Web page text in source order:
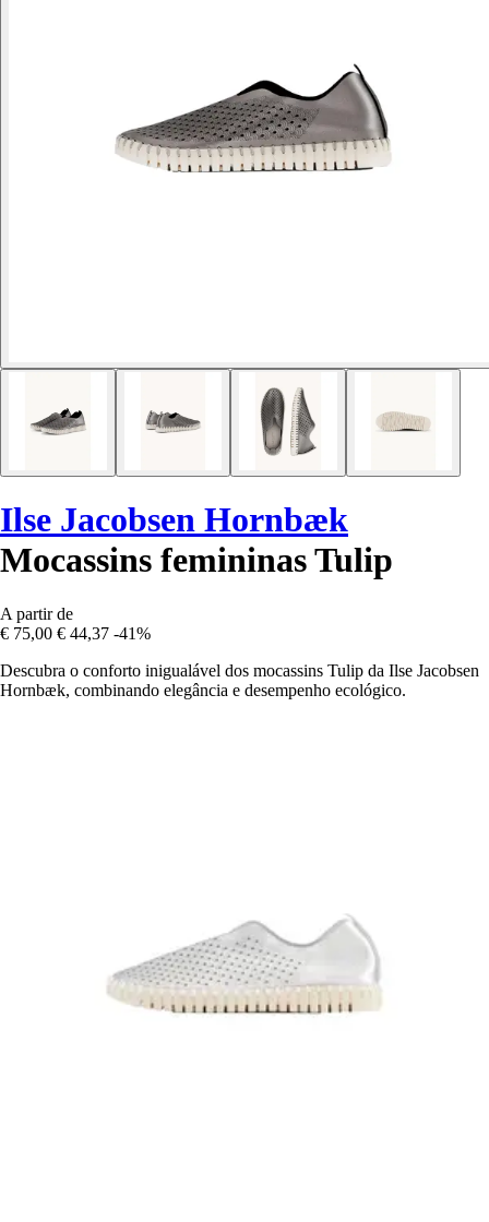
Ilse Jacobsen Hornbæk
Mocassins femininas Tulip
A partir de
€ 75,00 € 44,37 -41%
Descubra o conforto inigualável dos mocassins Tulip da Ilse Jacobsen
Hornbæk, combinando elegância e desempenho ecológico.